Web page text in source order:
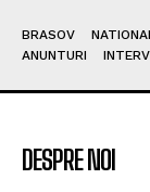
BRASOV
ANUNTURI
DESPRE NOI